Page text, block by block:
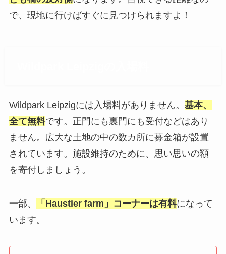
で、現地に行けばすぐに見つけられますよ！
Wildpark Leipzigには入場料がありません。 基本、
全て無料です。正門にも裏門にも受付などはあり
ません。広大な土地の中の数カ所に募金箱が設置
されています。施設維持のために、思い思いの額
を寄付しましょう。
一部、 「Haustier farm」コーナーは有料になって
います。